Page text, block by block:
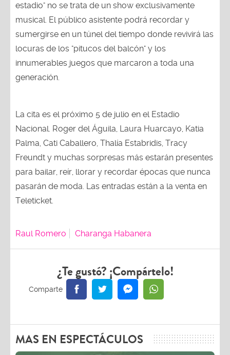
estadio" no se trata de un show exclusivamente
musical. El público asistente podrá recordar y
sumergirse en un túnel del tiempo donde revivirá las
locuras de los "pitucos del balcón" y los
innumerables juegos que marcaron a toda una
generación.
La cita es el próximo 5 de julio en el Estadio
Nacional. Roger del Águila, Laura Huarcayo, Katia
Palma, Cati Caballero, Thalía Estabridis, Tracy
Freundt y muchas sorpresas más estarán presentes
para bailar, reír, llorar y recordar épocas que nunca
pasarán de moda. Las entradas están a la venta en
Teleticket.
Raul Romero Charanga Habanera
¿Te gustó? ¡Compártelo!
MAS EN ESPECTÁCULOS